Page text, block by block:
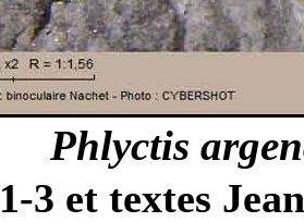
Phlyctis
3 et textes